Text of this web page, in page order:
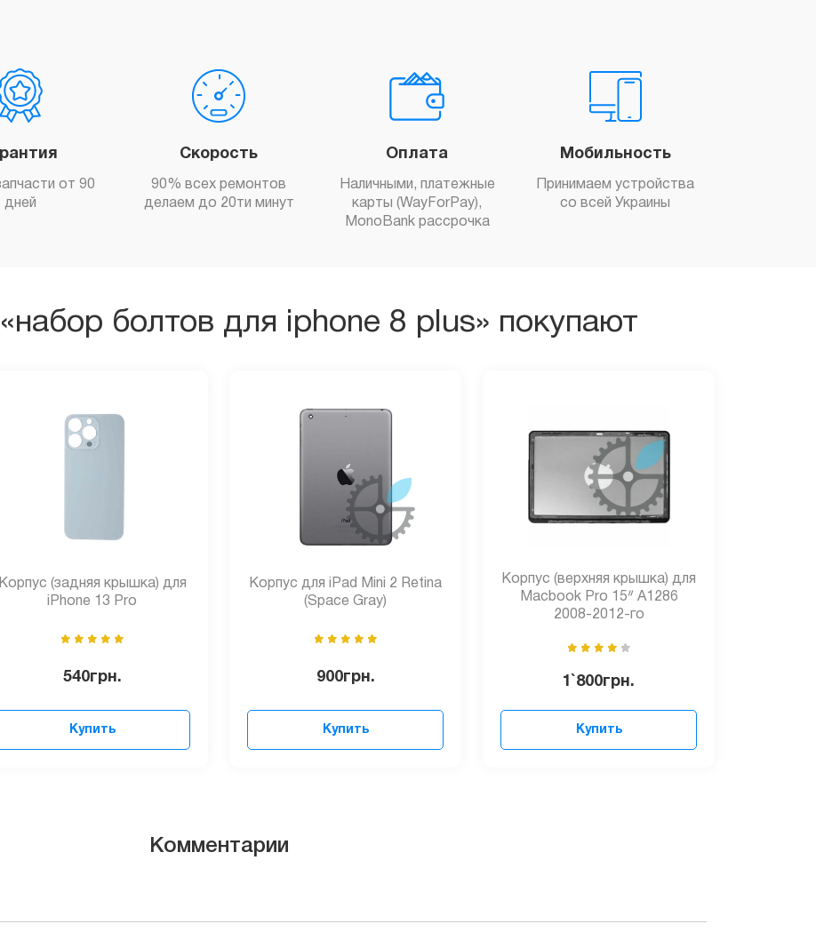
от 90
дней
Скорость
90% всех ремонтов
делаем до 20ти минут
Оплата
Наличными, платежные
карты (WayForPay),
MonoBank рассрочка
Мобильность
Принимаем устройства
со всей Украины
болтов для iphone 8 plus» покупают
Корпус (задняя крышка) для
iPhone 13 Pro
540грн.
Купить
Корпус для iPad Mini 2 Retina
(Space Gray)
900грн.
Купить
Корпус (верхняя крышка) для
Macbook Pro 15ᐥ A1286
2008-2012-го
1`800грн.
Купить
Комментарии